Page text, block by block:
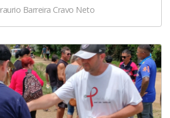
Barreira Cravo Neto